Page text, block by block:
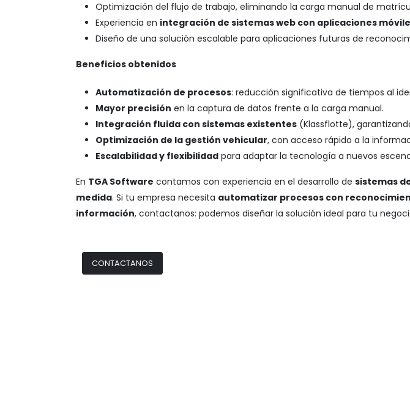
Optimización del flujo de trabajo, eliminando la carga manual de
Experiencia en integración de sistemas web con aplicaciones
Diseño de una solución escalable para aplicaciones futuras de
Beneficios obtenidos
Automatización de procesos: reducción significativa de tiempos al
Mayor precisión en la captura de datos frente a la carga manual.
Integración fluida con sistemas existentes (Klassflotte),
Optimización de la gestión vehicular, con acceso rápido a la
Escalabilidad y flexibilidad para adaptar la tecnología a nuevos
En TGA Software contamos con experiencia en el desarrollo de sistemas
medida. Si tu empresa necesita automatizar procesos con
información, contactanos: podemos diseñar la solución ideal para tu
CONTACTANOS